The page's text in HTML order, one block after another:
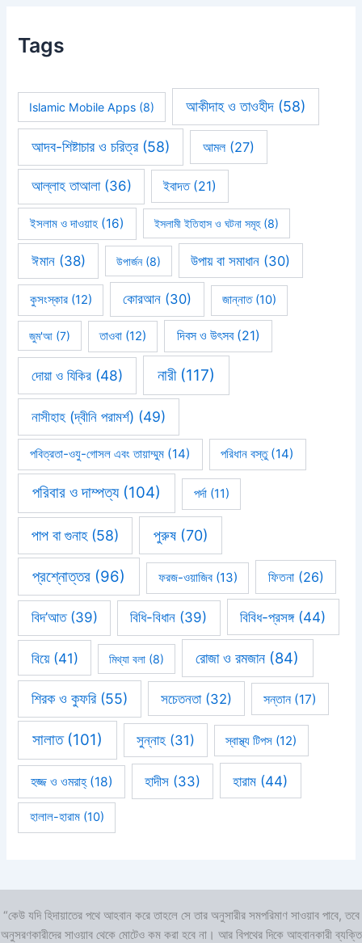
Tags
Islamic Mobile Apps (8) আকীদাহ ও তাওহীদ(58)
আদব-শিষ্টাচার ও চরিত্র(58) আমল(27)
আল্লাহ তাআলা(36) ইবাদত(21)
ইসলাম ও দাওয়াহ (16) ইসলামী ইতিহাস ও ঘটনা সমূহ(8)
ঈমান(38) উপার্জন(8) উপায় বা সমাধান (30)
কুসংস্কার(12) কোরআন (30) জান্নাত(10)
জুম'আ (7) তাওবা (12) দিবস ও উৎসব(21)
দোয়া ও যিকির (48) নারী(117)
নাসীহাহ (দ্বীনি পরামর্শ) (49)
পবিত্রতা-ওযু-গোসল এবং তায়াম্মুম (14) পরিধান বস্তু(14)
পরিবার ও দাম্পত্য(104) পর্দা(11)
পাপ বা গুনাহ(58) পুরুষ(70)
প্রশ্নোত্তর (96) ফরজ-ওয়াজিব(13) ফিতনা(26)
বিদ’আত(39) বিধি-বিধান (39) বিবিধ-প্রসঙ্গ(44)
বিয়ে(41) মিথ্যা বলা(8) রোজা ও রমজান (84)
শিরক ও কুফরি(55) সচেতনতা(32) সন্তান(17)
সালাত(101) সুন্নাহ (31) স্বাস্থ্য টিপস (12)
হজ্জ ও ওমরাহ্‌(18) হাদীস(33) হারাম (44)
হালাল-হারাম(10)
“কেউ যদি হিদায়াতের পথে আহবান করে তাহলে সে তার অনুসারীর সমপরিমাণ সাওয়াব পাবে, তবে
অনুসরণকারীদের সাওয়াব থেকে মোটেও কম করা হবে না। আর বিপথের দিকে আহবানকারী ব্যক্তি